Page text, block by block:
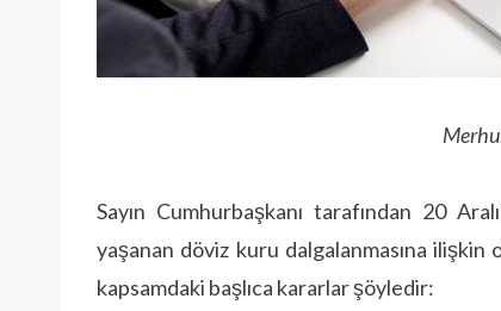
Sayın Cumhurbaşkanı tarafından 20
yaşanan döviz kuru dalgalanmasına ilişkin
kapsamdaki başlıca kararlar şöyledir: